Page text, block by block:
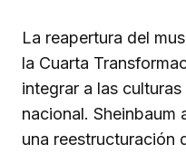
La reapertura del
la Cuarta
integrar a las
nacional. Sheinbaum
una reestructuración